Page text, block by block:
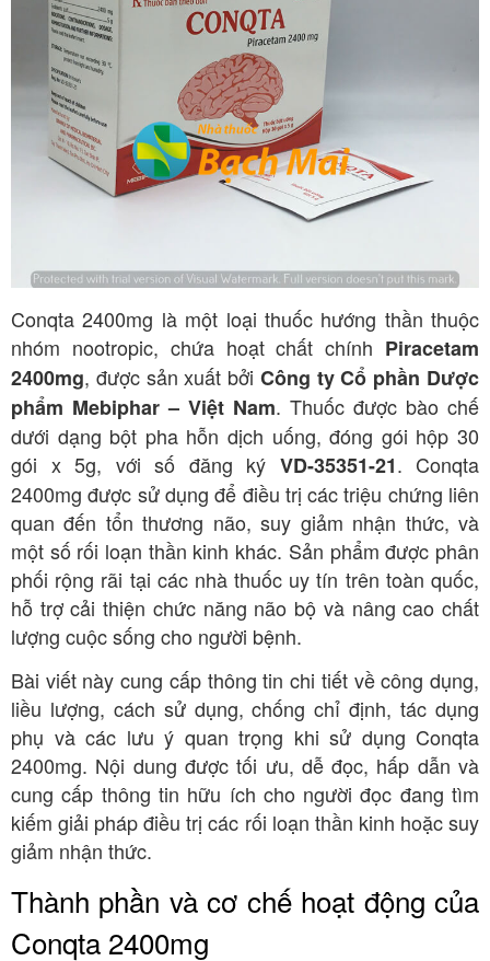
Conqta 2400mg là một loại thuốc hướng thần thuộc
nhóm nootropic, chứa hoạt chất chính Piracetam
2400mg, được sản xuất bởi Công ty Cổ phần Dược
phẩm Mebiphar – Việt Nam. Thuốc được bào chế
dưới dạng bột pha hỗn dịch uống, đóng gói hộp 30
gói x 5g, với số đăng ký VD-35351-21. Conqta
2400mg được sử dụng để điều trị các triệu chứng liên
quan đến tổn thương não, suy giảm nhận thức, và
một số rối loạn thần kinh khác. Sản phẩm được phân
phối rộng rãi tại các nhà thuốc uy tín trên toàn quốc,
hỗ trợ cải thiện chức năng não bộ và nâng cao chất
lượng cuộc sống cho người bệnh.
Bài viết này cung cấp thông tin chi tiết về công dụng,
liều lượng, cách sử dụng, chống chỉ định, tác dụng
phụ và các lưu ý quan trọng khi sử dụng Conqta
2400mg. Nội dung được tối ưu, dễ đọc, hấp dẫn và
cung cấp thông tin hữu ích cho người đọc đang tìm
kiếm giải pháp điều trị các rối loạn thần kinh hoặc suy
giảm nhận thức.
Thành phần và cơ chế hoạt động của
Conqta 2400mg